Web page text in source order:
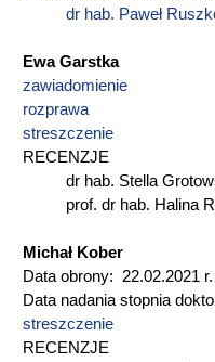
dr hab. Paweł
Ewa Garstka
zawiadomienie
rozprawa
streszczenie
RECENZJE
dr hab. Stella
prof. dr hab. Halina
Michał Kober
Data obrony: 22.02.2021 r.
Data nadania stopnia
streszczenie
RECENZJE